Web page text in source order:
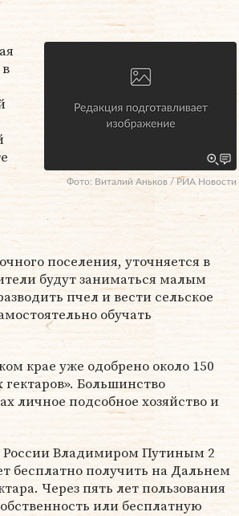
Фото: Виталий Аньков / РИА Новости
поселения, уточняется в
будут заниматься малым
пчел и вести сельское
обучать
крае уже одобрено около 150
Большинство
личное подсобное хозяйство и
России Владимиром Путиным 2
бесплатно получить на Дальнем
Через пять лет пользования
или бесплатную